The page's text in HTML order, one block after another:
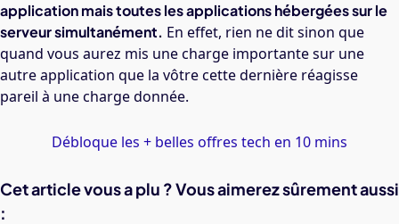
application mais toutes les applications hébergées sur le
serveur simultanément. En effet, rien ne dit sinon que
quand vous aurez mis une charge importante sur une
autre application que la vôtre cette dernière réagisse
pareil à une charge donnée.
Débloque les + belles offres tech en 10 mins
Cet article vous a plu ? Vous aimerez sûrement aussi
: